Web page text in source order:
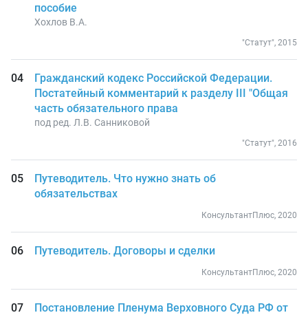
пособие
Хохлов В.А.
"Статут", 2015
Гражданский кодекс Российской Федерации.
Постатейный комментарий к разделу III "Общая
часть обязательного права
под ред. Л.В. Санниковой
"Статут", 2016
Путеводитель. Что нужно знать об
обязательствах
КонсультантПлюс, 2020
Путеводитель. Договоры и сделки
КонсультантПлюс, 2020
Постановление Пленума Верховного Суда РФ от